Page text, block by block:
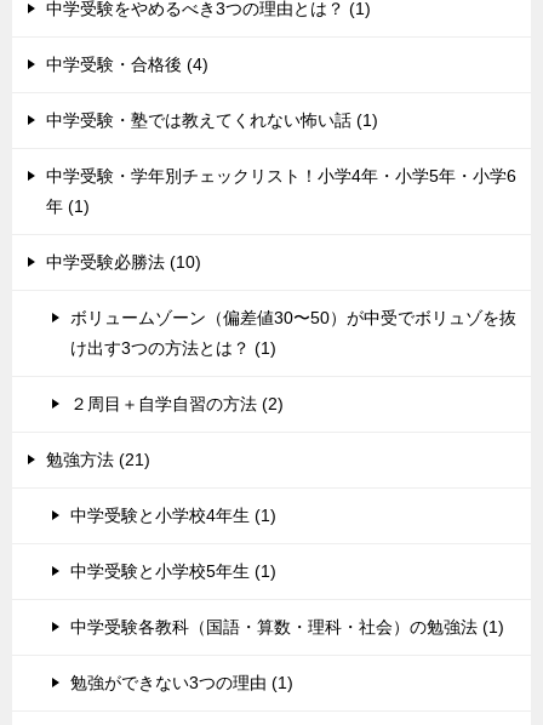
中学受験をやめるべき3つの理由とは？ (1)
中学受験・合格後 (4)
中学受験・塾では教えてくれない怖い話 (1)
中学受験・学年別チェックリスト！小学4年・小学5年・小学6
年 (1)
中学受験必勝法 (10)
ボリュームゾーン（偏差値30〜50）が中受でボリュゾを抜
け出す3つの方法とは？ (1)
２周目＋自学自習の方法 (2)
勉強方法 (21)
中学受験と小学校4年生 (1)
中学受験と小学校5年生 (1)
中学受験各教科（国語・算数・理科・社会）の勉強法 (1)
勉強ができない3つの理由 (1)